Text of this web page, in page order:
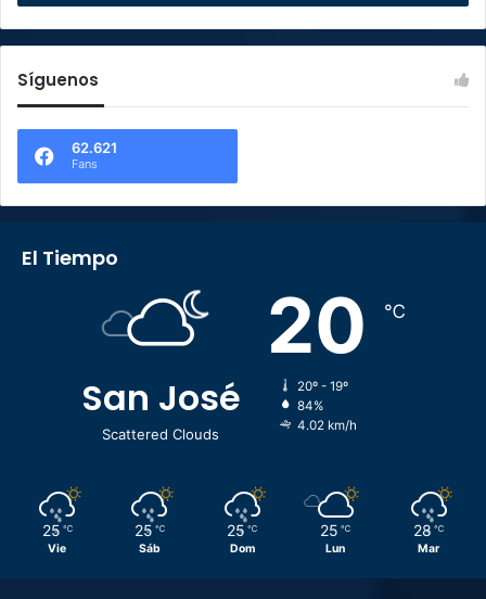
Síguenos
62.621
Fans
El Tiempo
San José
Scattered Clouds
20 ℃
20º - 19º
84%
4.02 km/h
25 ℃
Vie
25 ℃
Sáb
25 ℃
Dom
25 ℃
Lun
28 ℃
Mar